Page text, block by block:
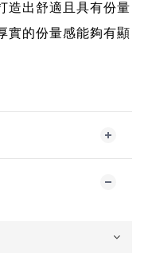
造出舒適且具有份量
實的份量感能夠有顯